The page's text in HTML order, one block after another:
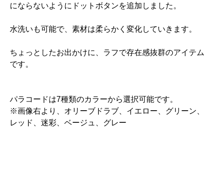
にならないようにドットボタンを追加しました。
水洗いも可能で、素材は柔らかく変化していきます。
ちょっとしたお出かけに、ラフで存在感抜群のアイテム
です。
パラコードは7種類のカラーから選択可能です。
※画像右より、オリーブドラブ、イエロー、グリーン、
レッド、迷彩、ベージュ、グレー